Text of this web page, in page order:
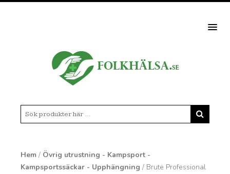
Hem / Övrig utrustning - Kampsport -
Kampsportssäckar - Upphängning / Brute Professional